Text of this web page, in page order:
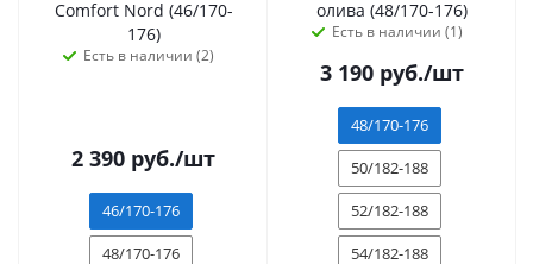
Сomfort Nord (46/170-
176)
Есть в наличии (2)
2 390 руб./шт
46/170-176
48/170-176
олива (48/170-176)
Есть в наличии (1)
3 190 руб./шт
48/170-176
50/182-188
52/182-188
54/182-188